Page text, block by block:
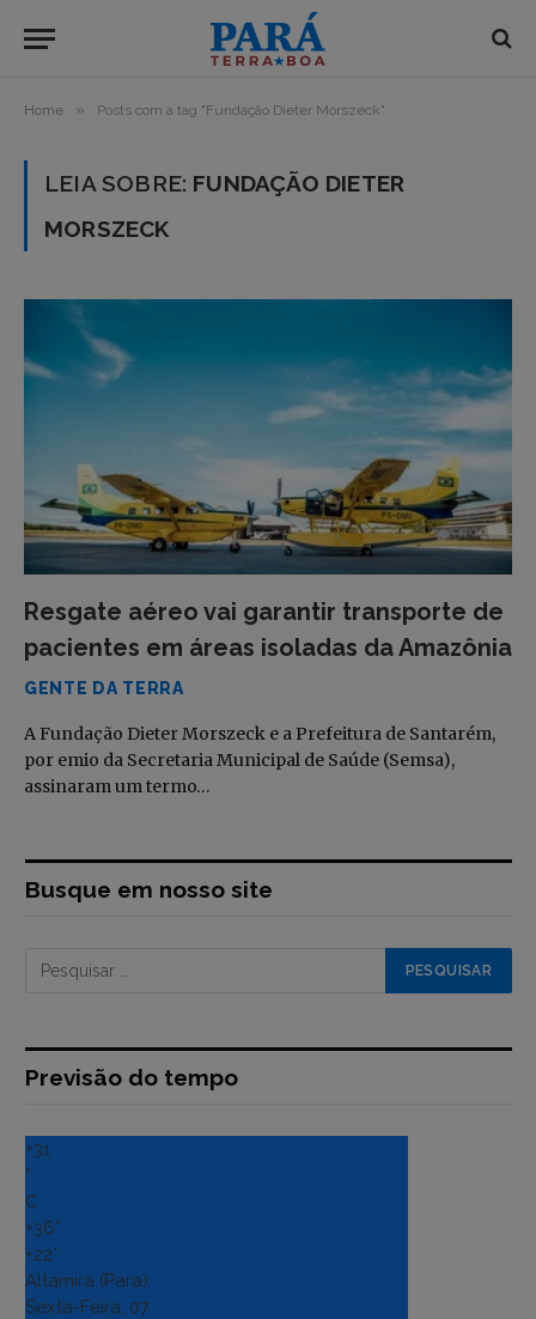
Home » Posts com a tag "Fundação Dieter Morszeck"
LEIA SOBRE: FUNDAÇÃO DIETER
MORSZECK
Resgate aéreo vai garantir transporte de
pacientes em áreas isoladas da Amazônia
GENTE DA TERRA
A Fundação Dieter Morszeck e a Prefeitura de Santarém,
por emio da Secretaria Municipal de Saúde (Semsa),
assinaram um termo…
Busque em nosso site
Previsão do tempo
+31
°
C
+36°
+22°
Altamira (Para)
Sexta-Feira, 07